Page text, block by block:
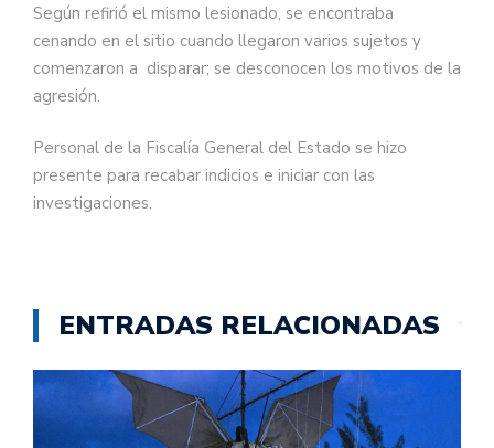
Según refirió el mismo lesionado, se encontraba
cenando en el sitio cuando llegaron varios sujetos y
comenzaron a disparar; se desconocen los motivos de la
agresión.
Personal de la Fiscalía General del Estado se hizo
presente para recabar indicios e iniciar con las
investigaciones.
ENTRADAS RELACIONADAS